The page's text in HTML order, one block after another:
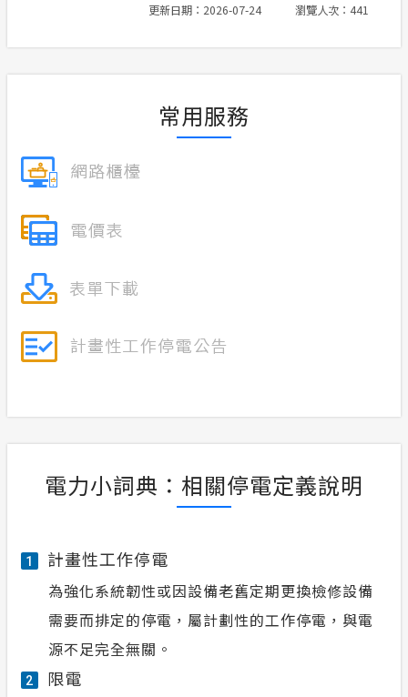
更新日期：2026-07-24 瀏覽人次：441
常用服務
電力小詞典：相關停電定義說明
1 計畫性工作停電
為強化系統韌性或因設備老舊定期更換檢修設備
需要而排定的停電，屬計劃性的工作停電，與電
源不足完全無關。
2 限電